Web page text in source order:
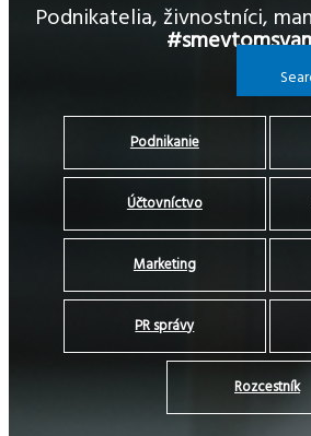
Podnikatelia, živnostníci,
Podnikanie
Účtovníctvo
Marketing
PR správy
Rozcestník